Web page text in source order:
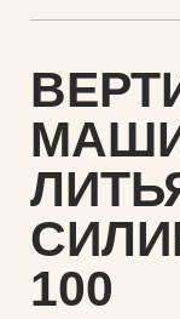
100